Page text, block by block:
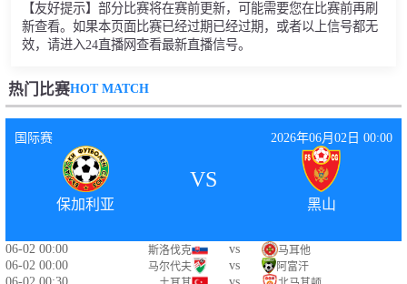
【友好提示】部分比赛将在赛前更新，可能需要您在比赛前再刷
新查看。如果本页面比赛已经过期已经过期，或者以上信号都无
效，请进入24直播网查看最新直播信号。
热门比赛HOT MATCH
国际赛 2026年06月02日 00:00
保加利亚
VS
黑山
06-02 00:00 斯洛伐克 vs 马耳他
06-02 00:00 马尔代夫 vs 阿富汗